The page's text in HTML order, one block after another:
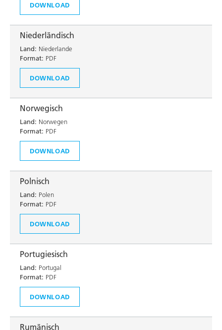
DOWNLOAD
Niederländisch
Land: Niederlande
Format: PDF
DOWNLOAD
Norwegisch
Land: Norwegen
Format: PDF
DOWNLOAD
Polnisch
Land: Polen
Format: PDF
DOWNLOAD
Portugiesisch
Land: Portugal
Format: PDF
DOWNLOAD
Rumänisch